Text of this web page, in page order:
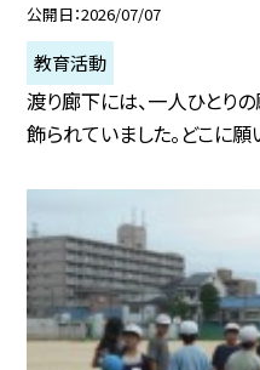
公開日 2026/07/07
教育活動
渡り廊下には、一人ひとり
飾られていました。どこに願